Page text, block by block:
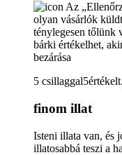
Az
olyan vásárlók
ténylegesen tőlünk
bárki értékelhet,
bezárása
5 csillaggal5értékelt.
finom illat
Isteni illata van, és
illatosabbá teszi a